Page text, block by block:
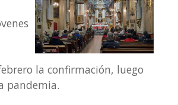
la confirmación, luego
pandemia.